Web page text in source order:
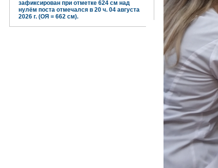
зафиксирован при отметке 624 см над
нулём поста отмечался в 20 ч. 04 августа
2026 г. (ОЯ = 662 см).